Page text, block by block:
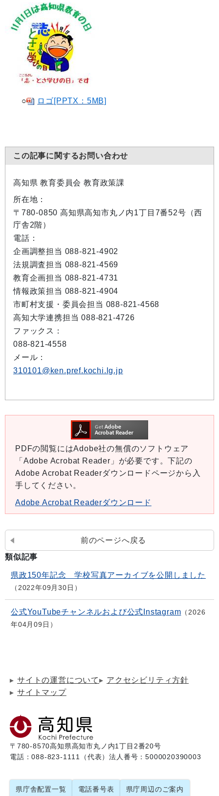
○ ロゴ[PPTX：5MB]
この記事に関するお問い合わせ
高知県 教育委員会 教育政策課
所在地：
〒780-0850 高知県高知市丸ノ内1丁目7番52号（西
庁舎2階）
電話：
企画調整担当 088-821-4902
法規調査担当 088-821-4569
教育企画担当 088-821-4731
情報政策担当 088-821-4904
市町村支援・委員会担当 088-821-4568
高知大学連携担当 088-821-4726
ファックス：
088-821-4558
メール：
310101@ken.pref.kochi.lg.jp
PDFの閲覧にはAdobe社の無償のソフトウェア
「Adobe Acrobat Reader」が必要です。下記の
Adobe Acrobat Readerダウンロードページから入
手してください。
Adobe Acrobat Readerダウンロード
前のページへ戻る
類似記事
県政150年記念 学校写真アーカイブを公開しました
2022年09月30日
公式YouTubeチャンネルおよび公式Instagram
2026
年04月09日
サイトの運営について
アクセシビリティ方針
サイトマップ
〒780-8570高知県高知市丸ノ内1丁目2番20号
電話：088-823-1111（代表）法人番号：5000020390003
県庁舎配置一覧 電話番号表 県庁周辺のご案内